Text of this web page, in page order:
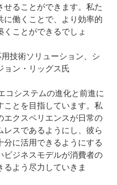
ることができます。私た
に働くことで、より効率的
ことができるでしょ
技術ソリューション、シ
ョン・リッグス氏
コシステムの進化と前進に
ことを目指しています。私
エクスペリエンスが日常の
スであるようにし、彼ら
に活用できるようにする
ビジネスモデルが消費者の
よう尽力していきま